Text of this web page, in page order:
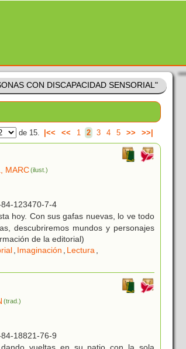
CON DISCAPACIDAD SENSORIAL"
de 15. |<< << 1 2 3 4 5 >> >>|
MARC(ilust.)
123470-7-4
hoy. Con sus gafas nuevas, lo ve todo
descubriremos mundos y personajes
de la editorial)
, Imaginación , Lectura,
(trad.)
18821-76-9